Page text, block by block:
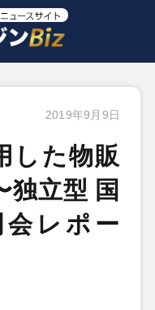
2019年9月9日
した物販
独立型 国
レポー